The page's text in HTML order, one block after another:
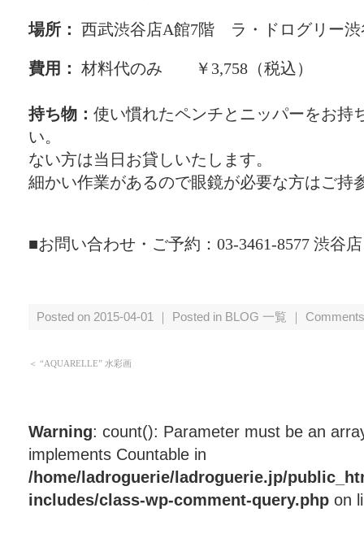
場所： 西武渋谷店A館7階 ラ・ドログリー渋
費用： 材料代のみ ￥3,758（税込）
持ち物： 使い慣れたペンチとニッパーをお持
い。
ない方は当日お貸しいたします。
細かい作業があるので眼鏡が必要な方はご持
■お問い合わせ・ご予約：03-3461-8577 渋谷店
Posted on 2015-04-01 ｜ Posted in BLOG 一覧 ｜
＜ “AQUARELLE” 水彩画
Warning: count(): Parameter must be an
implements Countable in
/home/ladroguerie/ladroguerie.jp/
includes/class-wp-comment-query.php on